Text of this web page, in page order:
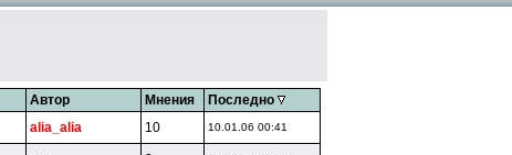
Автор Мнения Последно
alia_alia 10 10.01.06 00:41